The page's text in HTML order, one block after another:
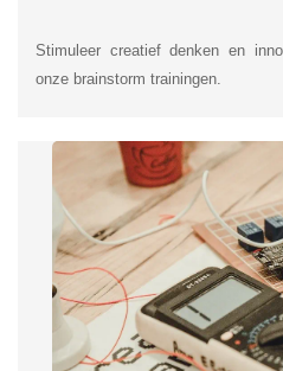
Stimuleer creatief denken en
onze brainstorm trainingen.